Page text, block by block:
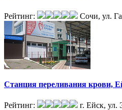
Рейтинг: Сочи, ул.
Станция переливания крови,
Рейтинг: г. Ейск, ул.